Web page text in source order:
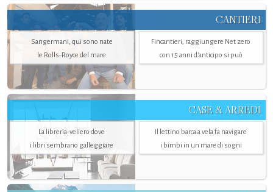
CANTIERI
Sangermani, qui sono nate
le Rolls-Royce del mare
Fincantieri, raggiungere Net zero
con 15 anni d'anticipo si può
CASE & ARREDI
La libreria-veliero dove
i libri sembrano galleggiare
Il lettino barca a vela fa navigare
i bimbi in un mare di sogni